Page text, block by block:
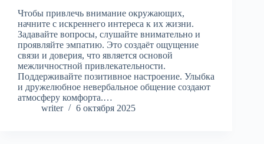
Чтобы привлечь внимание окружающих,
начните с искреннего интереса к их жизни.
Задавайте вопросы, слушайте внимательно и
проявляйте эмпатию. Это создаёт ощущение
связи и доверия, что является основой
межличностной привлекательности.
Поддерживайте позитивное настроение. Улыбка
и дружелюбное невербальное общение создают
атмосферу комфорта.…
writer
6 октября 2025